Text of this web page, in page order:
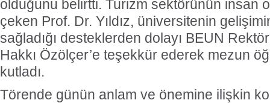
olduğunu belirtti. Turizm sektörünün insan
çeken Prof. Dr. Yıldız, üniversitenin
sağladığı desteklerden dolayı BEUN
Hakkı Özölçer’e teşekkür ederek mezun
kutladı.
Törende günün anlam ve önemine ilişkin